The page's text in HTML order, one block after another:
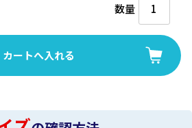
数量